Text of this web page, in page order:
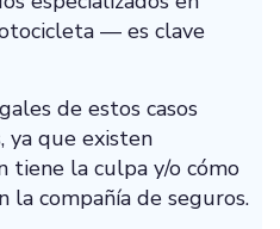
— es clave
de estos casos
ya que existen
tiene la culpa y/o cómo
la compañía de seguros.